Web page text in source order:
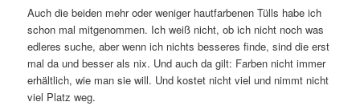
Auch die beiden mehr oder weniger hautfarbenen Tülls habe ich
schon mal mitgenommen. Ich weiß nicht, ob ich nicht noch was
edleres suche, aber wenn ich nichts besseres finde, sind die erst
mal da und besser als nix. Und auch da gilt: Farben nicht immer
erhältlich, wie man sie will. Und kostet nicht viel und nimmt nicht
viel Platz weg.